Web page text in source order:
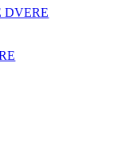
DVERE